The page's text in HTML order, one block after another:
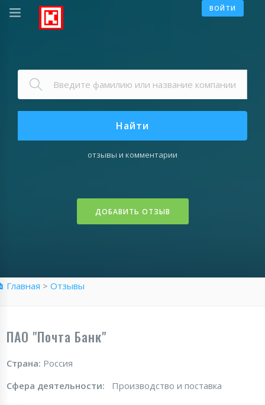
ВОЙТИ
Найти
отзывы и комментарии
ДОБАВИТЬ ОТЗЫВ
Главная > Отзывы
ПАО "Почта Банк"
Страна: Россия
Сфера деятельности: Производство и поставка